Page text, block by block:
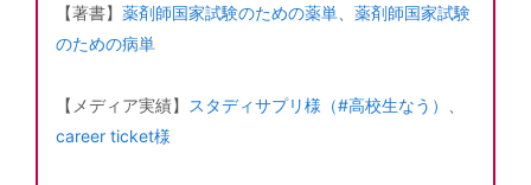
【著書】 薬剤師国家試験のための薬単
薬剤師国家試験
のための病単
【メディア実績】 スタディサプリ様（#高校生なう）
career ticket様